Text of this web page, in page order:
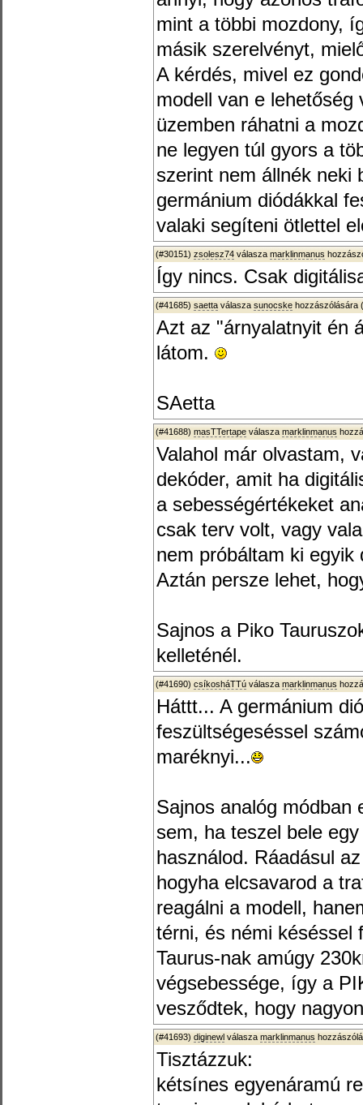
mint a többi mozdony,
másik szerelvényt,
A kérdés, mivel ez
modell van e lehetőség
üzemben ráhatni a
ne legyen túl gyors a
szerint nem állnék neki
germánium diódákkal
valaki segíteni ötlettel
(#30151) zsolesz74 válasza marklinmanus
Így nincs. Csak
(#41685) saetta válasza sunocske hozzászólására (
Azt az "árnyalatnyit én
látom.
SAetta
(#41688) masTTertape válasza marklinmanus
Valahol már olvastam,
dekóder, amit ha
a sebességértékeket
csak terv volt, vagy
nem próbáltam ki egyik
Aztán persze lehet,
Sajnos a Piko
kelleténél.
(#41690) csíkosháTTú válasza marklinmanus
Háttt... A germánium
feszültségeséssel
maréknyi...
Sajnos analóg módban
sem, ha teszel bele
használod. Ráadásul
hogyha elcsavarod a
reagálni a modell,
térni, és némi késéssel
Taurus-nak amúgy
végsebessége, így a
vesződtek, hogy
(#41693) diginewl válasza marklinmanus
Tisztázzuk:
kétsínes egyenáramú